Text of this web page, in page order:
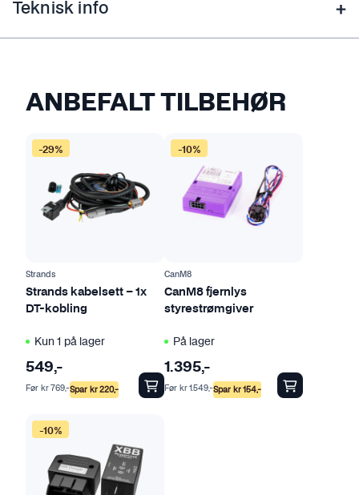
Teknisk info
ANBEFALT TILBEHØR
-29%
Strands
Strands kabelsett – 1x
DT-kobling
Kun 1 på lager
549,-
Spar kr220,-
Før kr769,-
-10%
CanM8
CanM8 fjernlys
styrestrømgiver
På lager
1.395,-
Spar kr154,-
Før kr1.549,-
-10%